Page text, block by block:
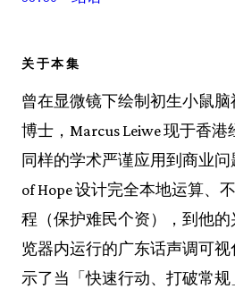
关于本集
曾在显微镜下绘制初生小鼠
博士，Marcus Leiwe 现于香
同样的学术严谨应用到商业问
of Hope 设计完全本地运算、
程（保护难民个资），到他的
览器内运行的广东话声调可视
示了当「快速行动、打破常